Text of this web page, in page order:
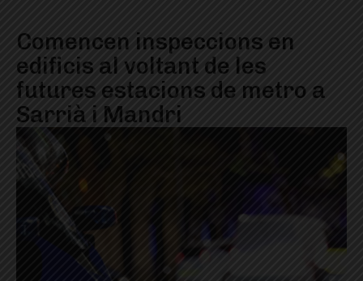
Comencen inspeccions en
edificis al voltant de les
futures estacions de metro a
Sarrià i Mandri